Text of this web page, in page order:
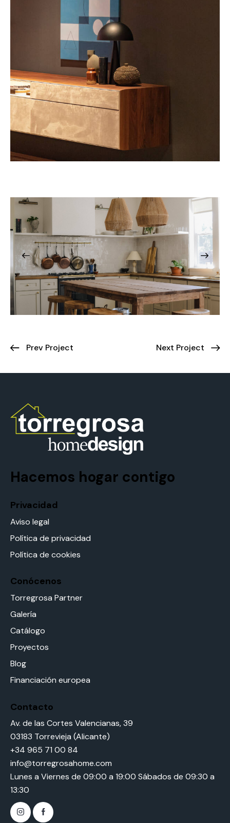
Prev Project Next Project
Hacemos hogar contigo
Privacidad
Aviso legal
Política de privacidad
Política de cookies
Conócenos
Torregrosa Partner
Galería
Catálogo
Proyectos
Blog
Financiación europea
Contacto
Av. de las Cortes Valencianas, 39
03183 Torrevieja (Alicante)
+34 965 71 00 84
info@torregrosahome.com
Lunes a Viernes de 09:00 a 19:00 Sábados de 09:30 a
13:30